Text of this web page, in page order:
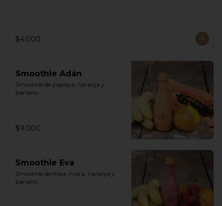
$4.000
Smoothie Adán
Smoothie de papaya, naranja y
banano.
$9.000
Smoothie Eva
Smoothie de fresa, mora, naranja y
banano.